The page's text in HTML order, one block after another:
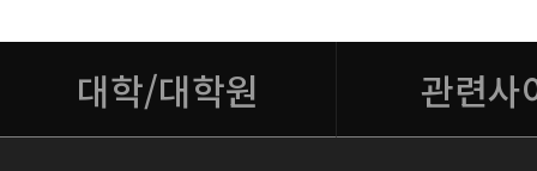
대학/대학원 관련사